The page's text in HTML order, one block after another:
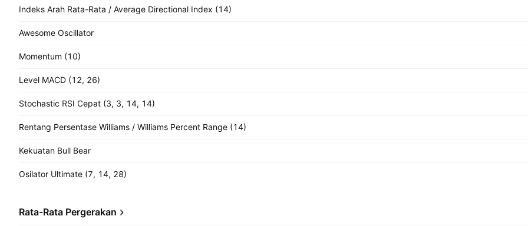
Indeks Arah Rata-Rata / Average Directional Index (14)
Awesome Oscillator
Momentum (10)
Level MACD (12, 26)
Stochastic RSI Cepat (3, 3, 14, 14)
Rentang Persentase Williams / Williams Percent Range (14)
Kekuatan Bull Bear
Osilator Ultimate (7, 14, 28)
Rata-Rata Pergerakan